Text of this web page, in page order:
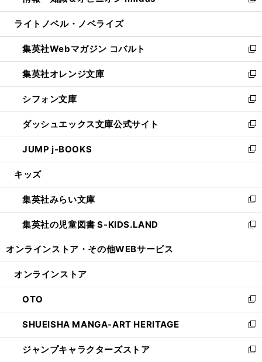
開
ウ
開
く
ン
ウ
で
開
く
ウ
ン
ド
ウ
で
開
く
し
ウ
ィ
ン
ド
ウ
で
開
く
ライトノベル・ノベライズ
集英社Webマガジン コバルト
新
し
い
ウ
ィ
ン
ド
ウ
で
開
集英社オレンジ文庫
新
し
い
ウ
ィ
ン
ド
ウ
開
く
シフォン文庫
新
し
い
ウ
ィ
ン
ウ
で
開
く
ダッシュエックス文庫公式サイト
新
し
い
ウ
ン
ド
ウ
で
JUMP j-BOOKS
新
し
ウ
ィ
ン
ド
開
キッズ
集英社みらい文庫
新
し
い
ン
ウ
で
開
く
集英社の児童図書 S-KIDS.LAND
新
ウ
ン
ド
ウ
で
開
く
オンラインストア・ その他WEBサービス
オンラインストア
OTO
新
し
い
ウ
ィ
SHUEISHA MANGA-ART HERITAGE
新
し
い
ジャンプキャラクターズストア
新